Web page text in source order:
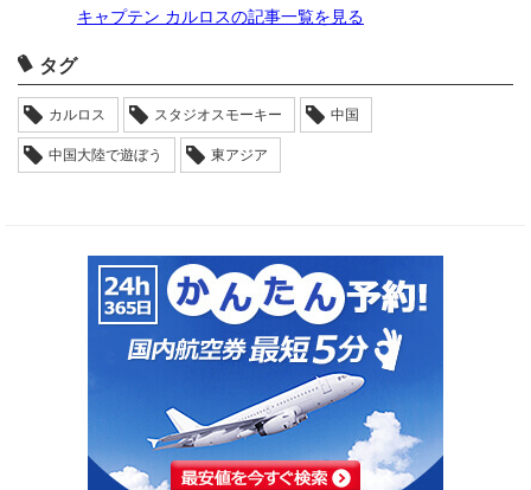
キャプテン カルロスの記事一覧を見る
タグ
カルロス スタジオスモーキー 中国
中国大陸で遊ぼう 東アジア